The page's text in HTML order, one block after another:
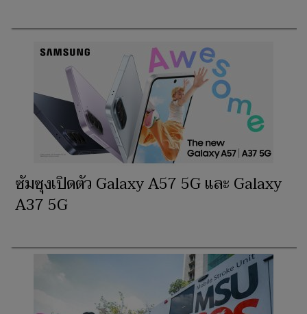
ซัมซุงเปิดตัว Galaxy A57 5G และ Galaxy
A37 5G